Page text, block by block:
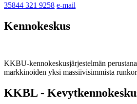
35844 321 9258 e-mail
Kennokeskus
KKBU-kennokeskusjärjestelmän
markkinoiden yksi massiivisimmista
KKBL -